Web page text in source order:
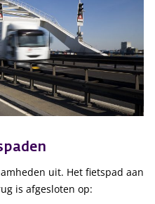
uit. Het fietspad aan
is afgesloten op: